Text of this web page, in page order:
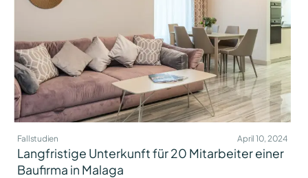
Fallstudien April 10, 2024
Langfristige Unterkunft für 20 Mitarbeiter einer
Baufirma in Malaga